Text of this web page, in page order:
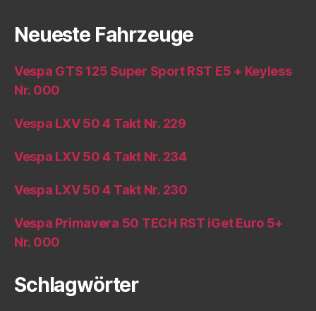
Neueste Fahrzeuge
Vespa GTS 125 Super Sport RST E5 + Keyless
Nr. 000
Vespa LXV 50 4 Takt Nr. 229
Vespa LXV 50 4 Takt Nr. 234
Vespa LXV 50 4 Takt Nr. 230
Vespa Primavera 50 TECH RST iGet Euro 5+
Nr. 000
Schlagwörter